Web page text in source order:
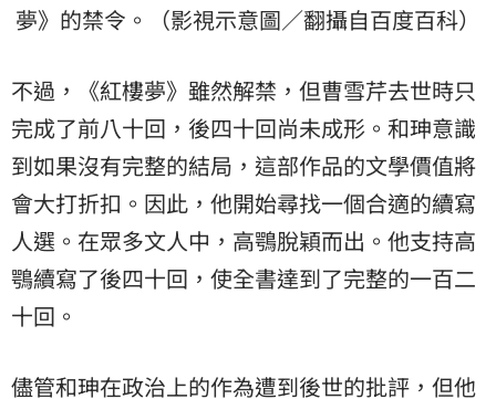
夢》的禁令。（影視示意圖／翻攝自百度百科）
不過，《紅樓夢》雖然解禁，但曹雪芹去世時只
完成了前八十回，後四十回尚未成形。和珅意識
到如果沒有完整的結局，這部作品的文學價值將
會大打折扣。因此，他開始尋找一個合適的續寫
人選。在眾多文人中，高鶚脫穎而出。他支持高
鶚續寫了後四十回，使全書達到了完整的一百二
十回。
儘管和珅在政治上的作為遭到後世的批評，但他